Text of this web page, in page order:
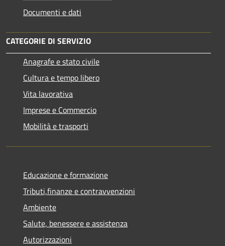
Documenti e dati
CATEGORIE DI SERVIZIO
Anagrafe e stato civile
Cultura e tempo libero
Vita lavorativa
Imprese e Commercio
Mobilità e trasporti
Educazione e formazione
Tributi,finanze e contravvenzioni
Ambiente
Salute, benessere e assistenza
Autorizzazioni